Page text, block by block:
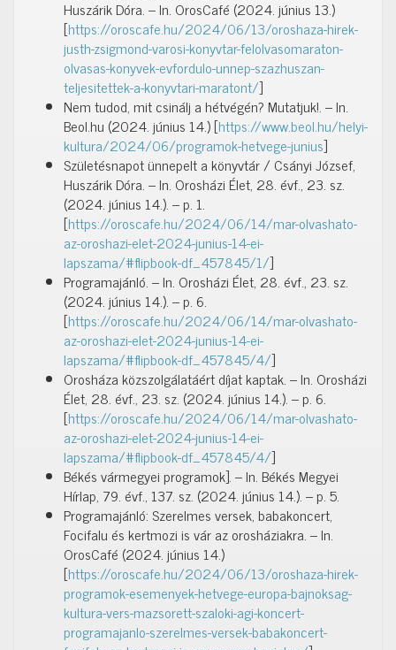
Huszárik Dóra. – In. OrosCafé (2024. június 13.)
[https://oroscafe.hu/2024/06/13/oroshaza-hirek-
justh-zsigmond-varosi-konyvtar-felolvasomaraton-
olvasas-konyvek-evfordulo-unnep-szazhuszan-
teljesitettek-a-konyvtari-maratont/]
Nem tudod, mit csinálj a hétvégén? Mutatjuk!. – In.
Beol.hu (2024. június 14.) [https://www.beol.hu/helyi-
kultura/2024/06/programok-hetvege-junius]
Születésnapot ünnepelt a könyvtár / Csányi József,
Huszárik Dóra. – In. Orosházi Élet, 28. évf., 23. sz.
(2024. június 14.). – p. 1.
[https://oroscafe.hu/2024/06/14/mar-olvashato-
az-oroshazi-elet-2024-junius-14-ei-
lapszama/#flipbook-df_457845/1/]
Programajánló. – In. Orosházi Élet, 28. évf., 23. sz.
(2024. június 14.). – p. 6.
[https://oroscafe.hu/2024/06/14/mar-olvashato-
az-oroshazi-elet-2024-junius-14-ei-
lapszama/#flipbook-df_457845/4/]
Orosháza közszolgálatáért díjat kaptak. – In. Orosházi
Élet, 28. évf., 23. sz. (2024. június 14.). – p. 6.
[https://oroscafe.hu/2024/06/14/mar-olvashato-
az-oroshazi-elet-2024-junius-14-ei-
lapszama/#flipbook-df_457845/4/]
Békés vármegyei programok]. – In. Békés Megyei
Hírlap, 79. évf., 137. sz. (2024. június 14.). – p. 5.
Programajánló: Szerelmes versek, babakoncert,
Focifalu és kertmozi is vár az orosháziakra. – In.
OrosCafé (2024. június 14.)
[https://oroscafe.hu/2024/06/13/oroshaza-hirek-
programok-esemenyek-hetvege-europa-bajnoksag-
kultura-vers-mazsorett-szaloki-agi-koncert-
programajanlo-szerelmes-versek-babakoncert-